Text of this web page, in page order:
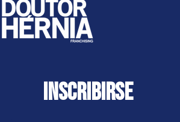
INSCRIBIRSE